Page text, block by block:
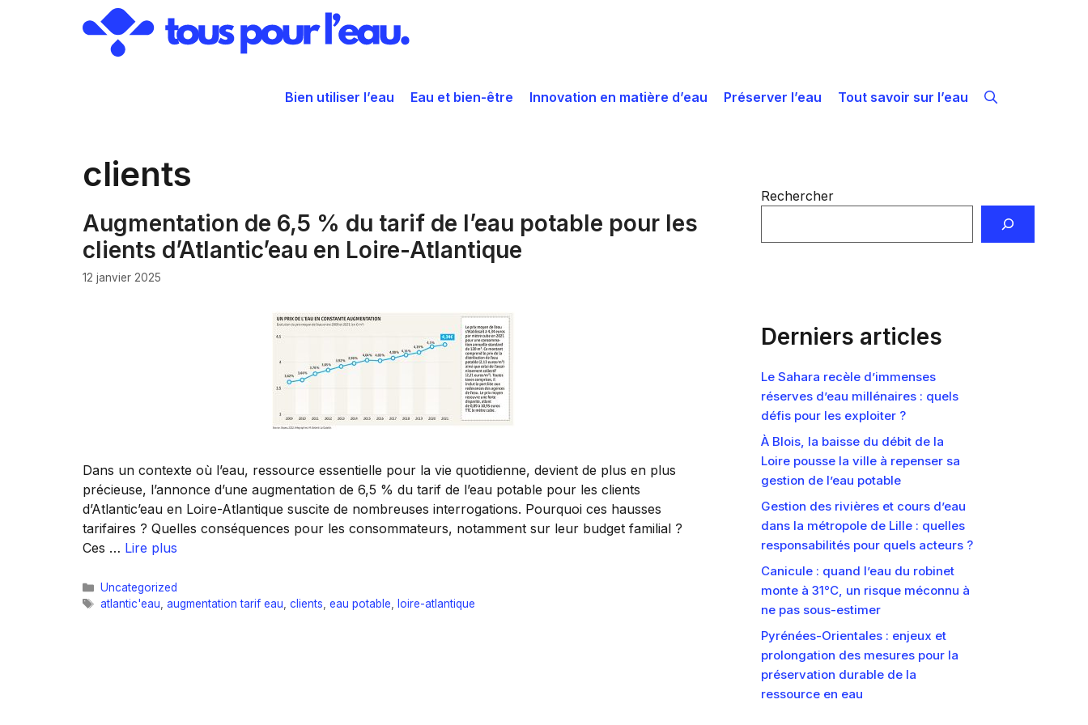
Bien utiliser l’eau Eau et bien-être Innovation en matière d’eau Préserver l’eau Tout savoir sur l’eau
clients
Augmentation de 6,5 % du tarif de l’eau potable pour les
clients d’Atlantic’eau en Loire-Atlantique
12 janvier 2025
Dans un contexte où l’eau, ressource essentielle pour la vie quotidienne, devient de plus en plus
précieuse, l’annonce d’une augmentation de 6,5 % du tarif de l’eau potable pour les clients
d’Atlantic’eau en Loire-Atlantique suscite de nombreuses interrogations. Pourquoi ces hausses
tarifaires ? Quelles conséquences pour les consommateurs, notamment sur leur budget familial ?
Ces … Lire plus
Catégories
Uncategorized
Étiquettes
atlantic'eau augmentation tarif eau clients eau potable loire-atlantique
Rechercher
Derniers articles
Le Sahara recèle d’immenses
réserves d’eau millénaires : quels
défis pour les exploiter ?
À Blois, la baisse du débit de la
Loire pousse la ville à repenser sa
gestion de l’eau potable
Gestion des rivières et cours d’eau
dans la métropole de Lille : quelles
responsabilités pour quels acteurs ?
Canicule : quand l’eau du robinet
monte à 31°C, un risque méconnu à
ne pas sous-estimer
Pyrénées-Orientales : enjeux et
prolongation des mesures pour la
préservation durable de la
ressource en eau